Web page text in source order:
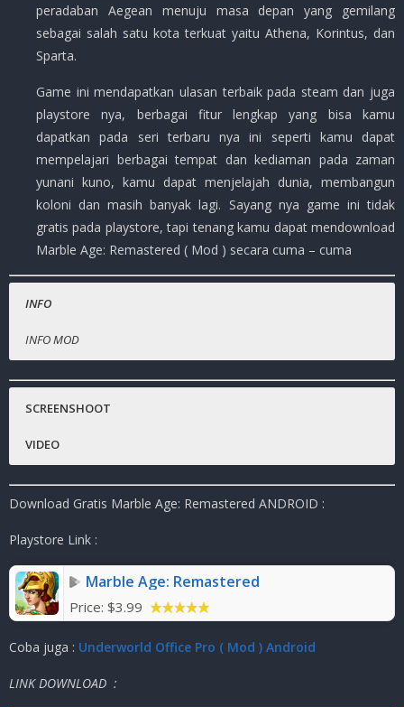
peradaban Aegean menuju masa depan yang gemilang
sebagai salah satu kota terkuat yaitu Athena, Korintus, dan
Sparta.
Game ini mendapatkan ulasan terbaik pada steam dan juga
playstore nya, berbagai fitur lengkap yang bisa kamu
dapatkan pada seri terbaru nya ini seperti kamu dapat
mempelajari berbagai tempat dan kediaman pada zaman
yunani kuno, kamu dapat menjelajah dunia, membangun
koloni dan masih banyak lagi. Sayang nya game ini tidak
gratis pada playstore, tapi tenang kamu dapat mendownload
Marble Age: Remastered ( Mod ) secara cuma – cuma
INFO
INFO MOD
Platfrom
Publisher:clarusvictoria
SCREENSHOOT
VIDEO
Download Gratis Marble Age: Remastered ANDROID :
Playstore Link :
Marble Age: Remastered
Price: $3.99
Coba juga : Underworld Office Pro ( Mod ) Android
LINK DOWNLOAD :